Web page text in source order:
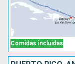
Comidas incluidas